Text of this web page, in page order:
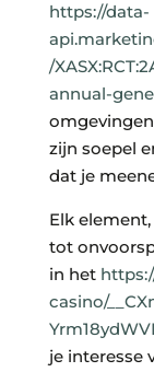
https://data-
/
annual-
zijn soepel
dat je
Elk
tot
in het
casino/
je interesse